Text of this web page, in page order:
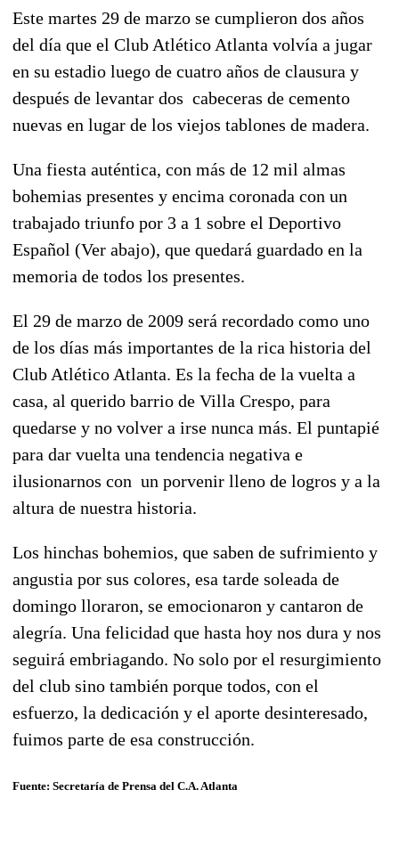
Este martes 29 de marzo se cumplieron dos años
del día que el Club Atlético Atlanta volvía a jugar
en su estadio luego de cuatro años de clausura y
después de levantar dos cabeceras de cemento
nuevas en lugar de los viejos tablones de madera.
Una fiesta auténtica, con más de 12 mil almas
bohemias presentes y encima coronada con un
trabajado triunfo por 3 a 1 sobre el Deportivo
Español (Ver abajo), que quedará guardado en la
memoria de todos los presentes.
El 29 de marzo de 2009 será recordado como uno
de los días más importantes de la rica historia del
Club Atlético Atlanta. Es la fecha de la vuelta a
casa, al querido barrio de Villa Crespo, para
quedarse y no volver a irse nunca más. El puntapié
para dar vuelta una tendencia negativa e
ilusionarnos con un porvenir lleno de logros y a la
altura de nuestra historia.
Los hinchas bohemios, que saben de sufrimiento y
angustia por sus colores, esa tarde soleada de
domingo lloraron, se emocionaron y cantaron de
alegría. Una felicidad que hasta hoy nos dura y nos
seguirá embriagando. No solo por el resurgimiento
del club sino también porque todos, con el
esfuerzo, la dedicación y el aporte desinteresado,
fuimos parte de esa construcción.
Fuente: Secretaría de Prensa del C.A. Atlanta